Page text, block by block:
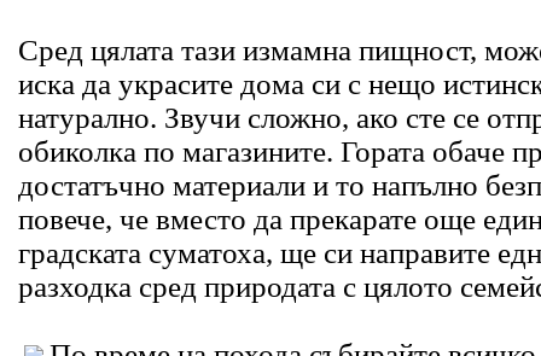
Сред цялата тази измамна пищност,
иска да украсите дома си с нещо
натурално. Звучи сложно, ако сте се
обиколка по магазините. Гората обаче
достатъчно материали и то напълно
повече, че вместо да прекарате още
градската суматоха, ще си направите
разходка сред природата с цялото